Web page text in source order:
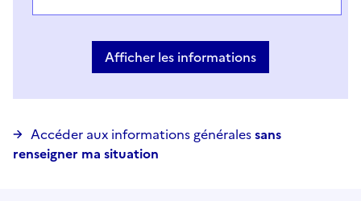
Vous avez choisi
Choisir votre casAfficher les informations
Accéder aux informations généralessans
renseigner ma situation